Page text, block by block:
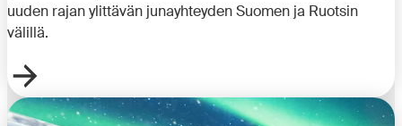
uuden rajan ylittävän junayhteyden Suomen ja Ruotsin
välillä.